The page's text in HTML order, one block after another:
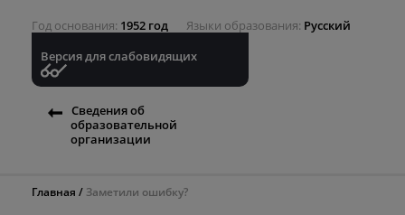
Год основания 1952 год Языки образования Русский
Версия для слабовидящих
Сведения об
образовательной
организации
Главная Заметили ошибку?